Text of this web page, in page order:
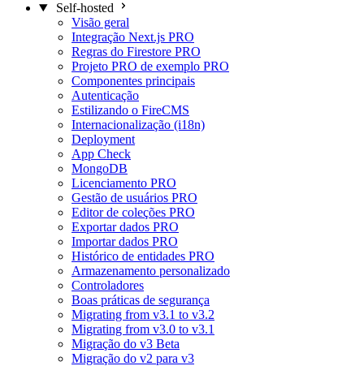
Self-hosted
Visão geral
Integração Next.js PRO
Regras do Firestore PRO
Projeto PRO de exemplo PRO
Componentes principais
Autenticação
Estilizando o FireCMS
Internacionalização (i18n)
Deployment
App Check
MongoDB
Licenciamento PRO
Gestão de usuários PRO
Editor de coleções PRO
Exportar dados PRO
Importar dados PRO
Histórico de entidades PRO
Armazenamento personalizado
Controladores
Boas práticas de segurança
Migrating from v3.1 to v3.2
Migrating from v3.0 to v3.1
Migração do v3 Beta
Migração do v2 para v3